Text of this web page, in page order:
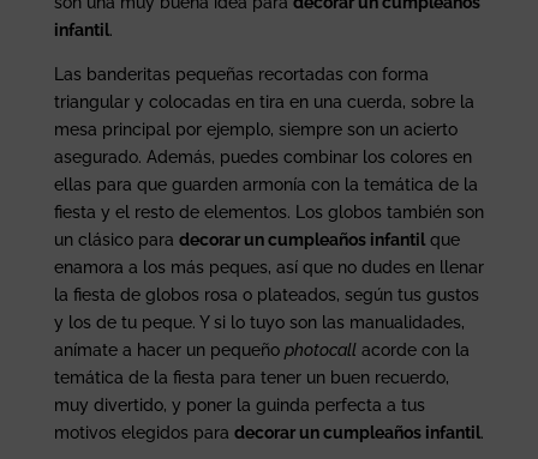
infantil.
Las banderitas pequeñas recortadas con forma
triangular y colocadas en tira en una cuerda, sobre la
mesa principal por ejemplo, siempre son un acierto
asegurado. Además, puedes combinar los colores en
ellas para que guarden armonía con la temática de la
fiesta y el resto de elementos. Los globos también son
un clásico para decorar un cumpleaños infantilque
enamora a los más peques, así que no dudes en llenar
la fiesta de globos rosa o plateados, según tus gustos
y los de tu peque. Y si lo tuyo son las manualidades,
anímate a hacer un pequeño photocallacorde con la
temática de la fiesta para tener un buen recuerdo,
muy divertido, y poner la guinda perfecta a tus
motivos elegidos para decorar un cumpleaños infantil.